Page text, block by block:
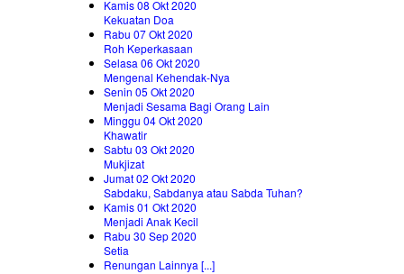
Kamis 08 Okt 2020
Kekuatan Doa
Rabu 07 Okt 2020
Roh Keperkasaan
Selasa 06 Okt 2020
Mengenal Kehendak-Nya
Senin 05 Okt 2020
Menjadi Sesama Bagi Orang Lain
Minggu 04 Okt 2020
Khawatir
Sabtu 03 Okt 2020
Mukjizat
Jumat 02 Okt 2020
Sabdaku, Sabdanya atau Sabda Tuhan?
Kamis 01 Okt 2020
Menjadi Anak Kecil
Rabu 30 Sep 2020
Setia
Renungan Lainnya [...]